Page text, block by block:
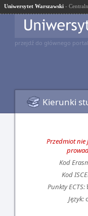
Uniwersytet Warszawski -
przejdź do głównego
Kierunki
Przedmiot nie
Kod
Kod
Punkty ECTS:
Język: